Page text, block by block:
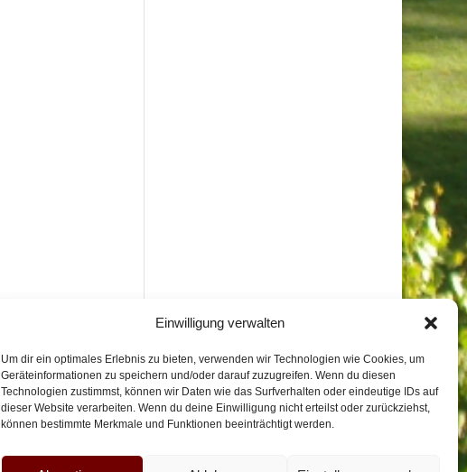
Einwilligung verwalten
Um dir ein optimales Erlebnis zu bieten, verwenden wir Technologien wie Cookies, um
Geräteinformationen zu speichern und/oder darauf zuzugreifen. Wenn du diesen
Technologien zustimmst, können wir Daten wie das Surfverhalten oder eindeutige IDs auf
dieser Website verarbeiten. Wenn du deine Einwilligung nicht erteilst oder zurückziehst,
können bestimmte Merkmale und Funktionen beeinträchtigt werden.